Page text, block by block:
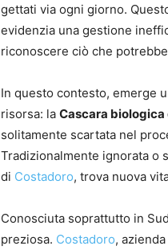
gettati via ogni giorno.
evidenzia una gestione
riconoscere ciò che
In questo contesto, emerge
risorsa: la Cascara biologica
solitamente scartata nel
Tradizionalmente ignorata o
di Costadoro, trova nuova
Conosciuta soprattutto in
preziosa. Costadoro,